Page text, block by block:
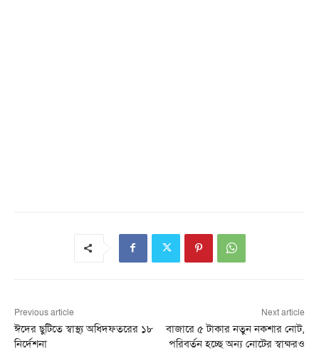
Previous article
ঈদের ছুটিতে স্বাস্থ্য অধিদফতরের ১৮
নির্দেশনা
Next article
বাজারে ৫ টাকার নতুন নকশার নোট,
পরিবর্তন হচ্ছে অন্য নোটের স্বাক্ষরও